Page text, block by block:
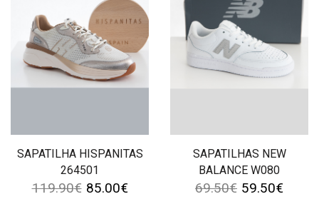
SAPATILHA HISPANITAS
264501
119.90€ 85.00€
SAPATILHAS NEW
BALANCE W080
69.50€ 59.50€